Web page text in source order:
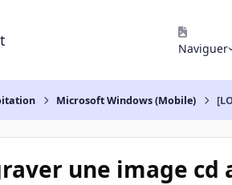
Naviguer
Microsoft Windows (Mobile)
une image cd